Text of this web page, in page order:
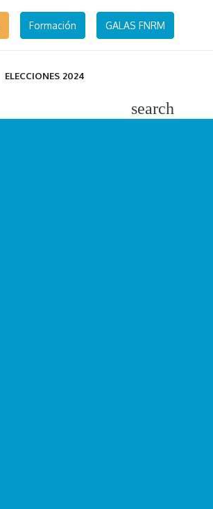
Formación GALAS FNRM
ELECCIONES 2024
search